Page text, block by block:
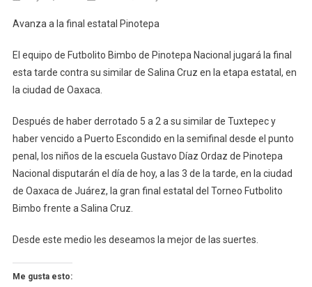
Final
Estatal
Avanza a la final estatal Pinotepa
El equipo de Futbolito Bimbo de Pinotepa Nacional jugará la final
esta tarde contra su similar de Salina Cruz en la etapa estatal, en
la ciudad de Oaxaca.
Después de haber derrotado 5 a 2 a su similar de Tuxtepec y
haber vencido a Puerto Escondido en la semifinal desde el punto
penal, los niños de la escuela Gustavo Díaz Ordaz de Pinotepa
Nacional disputarán el día de hoy, a las 3 de la tarde, en la ciudad
de Oaxaca de Juárez, la gran final estatal del Torneo Futbolito
Bimbo frente a Salina Cruz.
Desde este medio les deseamos la mejor de las suertes.
Me gusta esto: